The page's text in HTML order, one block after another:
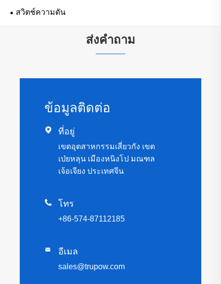
สวิตช์ความดัน
ส่งคำถาม
ข้อมูลติดต่อ
 ที่อยู่
เขตอุตสาหกรรมเสี่ยวกัง เขต
เป่ยหลุน เมืองหนิงโป มณฑล
เจ้อเจียง ประเทศจีน
 โทร
+86-574-87112185
 อีเมล
sales@trupow.com